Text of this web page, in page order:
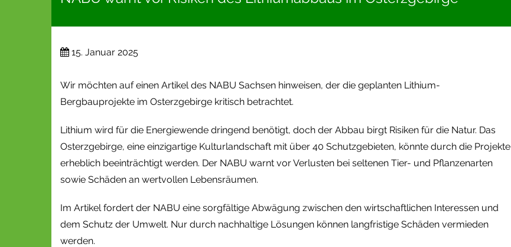
15. Januar 2025
Wir möchten auf einen Artikel des NABU Sachsen hinweisen, der die geplanten Lithium-
Bergbauprojekte im Osterzgebirge kritisch betrachtet.
Lithium wird für die Energiewende dringend benötigt, doch der Abbau birgt Risiken für die Natur. Das
Osterzgebirge, eine einzigartige Kulturlandschaft mit über 40 Schutzgebieten, könnte durch die Projekte
erheblich beeinträchtigt werden. Der NABU warnt vor Verlusten bei seltenen Tier- und Pflanzenarten
sowie Schäden an wertvollen Lebensräumen.
Im Artikel fordert der NABU eine sorgfältige Abwägung zwischen den wirtschaftlichen Interessen und
dem Schutz der Umwelt. Nur durch nachhaltige Lösungen können langfristige Schäden vermieden
werden.